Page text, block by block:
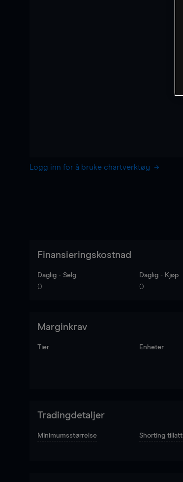
Logg inn for å bruke chartverktøy
Finansieringskostnad
Daglig - Selg
0
Daglig - Kjøp
0
Marginkrav
Tier Enheter
Tradingdetaljer
Minimumsstørrelse Shorting tillatt